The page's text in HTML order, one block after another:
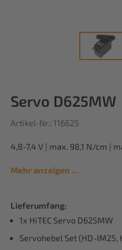
Servo D625MW
Artikel-Nr.: 116625
4,8-7,4 V | max. 98,1 N/cm |
Mehr anzeigen ...
Lieferumfang:
1x HiTEC Servo D625MW
Servohebel Set (HD-IM25,